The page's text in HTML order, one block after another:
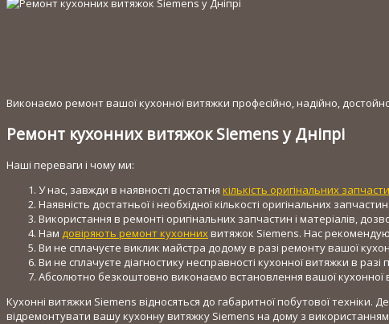
Виконаємо ремонт вашої кухонної витяжки професійно, надійно,
Ремонт кухонних витяжок Siemens у Дніпрі
Наші переваги і чому ми:
У нас, завжди в наявності достатня кількість оригінальних
Наявність достатньої і необхідної кількості оригінальних
Використання в ремонті оригінальних запчастин і матеріалів,
Нам довіряють ремонт кухоннихвитяжок Siemens. Нас
Ви не сплачуєте виклик майстра додому в разі ремонту вашої
Ви не сплачуєте діагностику несправності кухонної витяжки в
Абсолютно безкоштовно виконаємо встановлення вашої кухонної
Кухонні витяжки Siemens відносяться до габаритної побутової
відремонтувати вашу кухонну витяжку Siemens на дому з використанням